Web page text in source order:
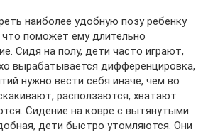
наиболее удобную позу ребенку
что поможет ему длительно
Сидя на полу, дети часто играют,
вырабатывается дифференцировка,
нужно вести себя иначе, чем во
расползаются, хватают
Сидение на ковре с вытянутыми
дети быстро утомляются. Они